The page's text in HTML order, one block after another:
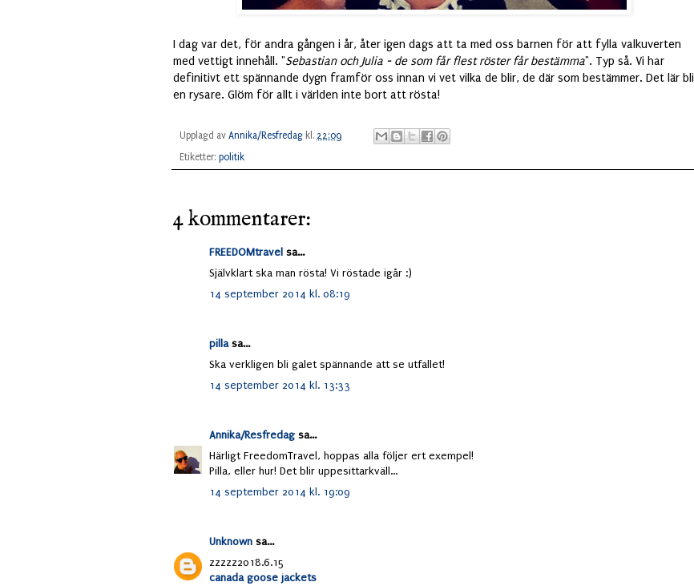
I dag var det, för andra gången i år, åter igen dags att ta med oss barnen för att fylla valkuverten
med vettigt innehåll. "Sebastian och Julia - de som får flest röster får bestämma". Typ så. Vi har
definitivt ett spännande dygn framför oss innan vi vet vilka de blir, de där som bestämmer. Det lär bli
en rysare. Glöm för allt i världen inte bort att rösta!
Upplagd av Annika/Resfredag kl. 22:09
Etiketter: politik
4 kommentarer:
FREEDOMtravel sa...
Självklart ska man rösta! Vi röstade igår :)
14 september 2014 kl. 08:19
pillasa...
Ska verkligen bli galet spännande att se utfallet!
14 september 2014 kl. 13:33
Annika/Resfredagsa...
Härligt FreedomTravel, hoppas alla följer ert exempel!
Pilla, eller hur! Det blir uppesittarkväll...
14 september 2014 kl. 19:09
Unknown sa...
zzzzz2018.6.15
canada goose jackets